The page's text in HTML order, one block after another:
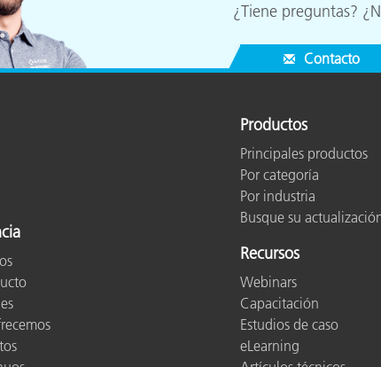
¿Tiene preguntas?
Contacto
Productos
Principales productos
Por categoría
Por industria
Busque su
Recursos
Webinars
Capacitación
Estudios de caso
eLearning